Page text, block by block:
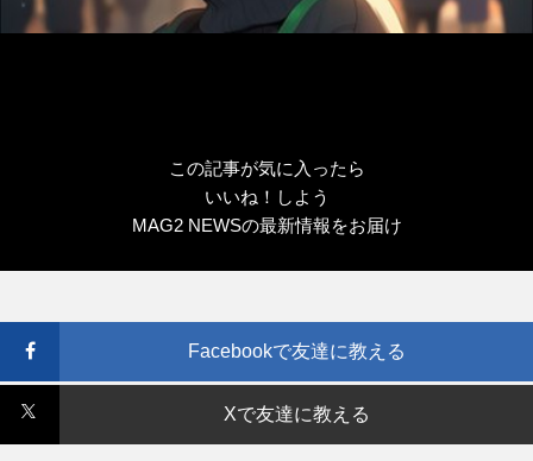
この記事が気に入ったら
いいね！しよう
MAG2 NEWSの最新情報をお届け
Facebookで友達に教える
Xで友達に教える